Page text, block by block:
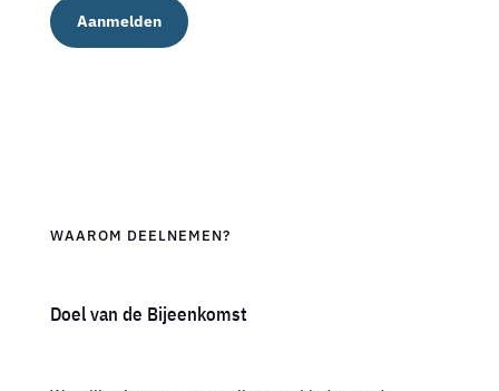
Aanmelden
WAAROM DEELNEMEN?
Doel van de Bijeenkomst